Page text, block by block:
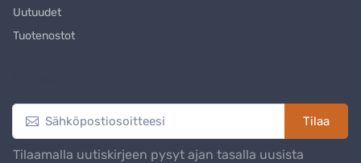
Uutuudet
Tuotenostot
Tilaa
Tilaamalla uutiskirjeen pysyt ajan tasalla uusista